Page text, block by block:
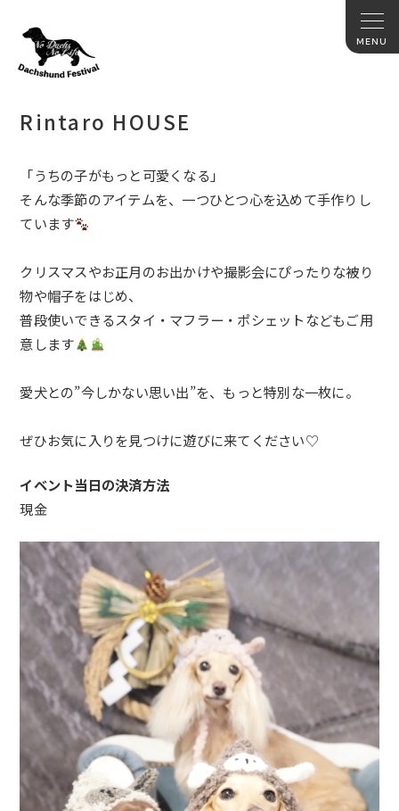
Rintaro HOUSE
「うちの子がもっと可愛くなる」
そんな季節のアイテムを、一つひとつ心を込めて手作りし
ています
クリスマスやお正月のお出かけや撮影会にぴったりな被り
物や帽子をはじめ、
普段使いできるスタイ・マフラー・ポシェットなどもご用
意します
愛犬との”今しかない思い出”を、もっと特別な一枚に。
ぜひお気に入りを見つけに遊びに来てください♡
イベント当日の決済方法
現金